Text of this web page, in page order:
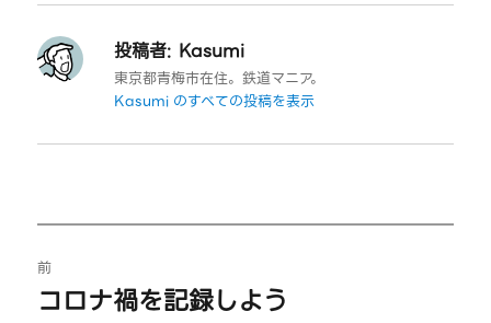
投稿者: Kasumi
東京都青梅市在住。鉄道マニア。
Kasumi のすべての投稿を表示
稿
前
過
コロナ禍を記録しよう